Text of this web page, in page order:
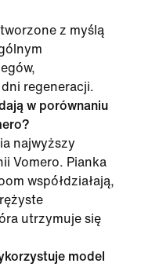
z myślą
regeneracji.
w porównaniu
najwyższy
Vomero. Pianka
współdziałają,
utrzymuje się
model